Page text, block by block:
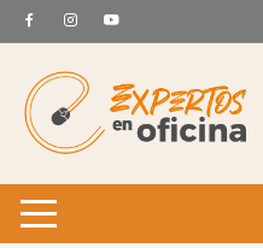
Saltar
al
contenido